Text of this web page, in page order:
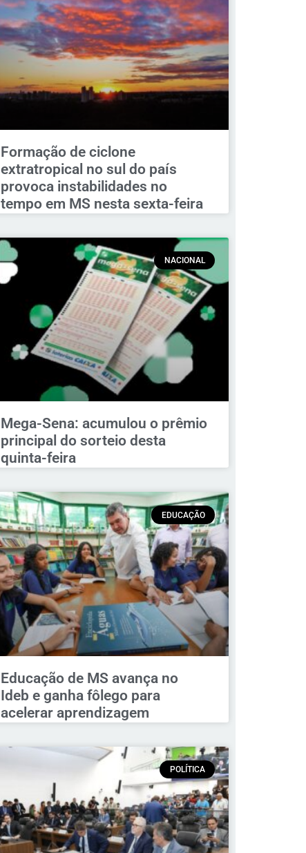
Formação de ciclone
extratropical no sul do país
provoca instabilidades no
tempo em MS nesta sexta-feira
NACIONAL
Mega-Sena: acumulou o prêmio
principal do sorteio desta
quinta-feira
EDUCAÇÃO
Educação de MS avança no
Ideb e ganha fôlego para
acelerar aprendizagem
POLÍTICA